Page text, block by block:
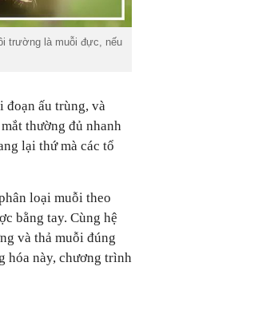
trường là muỗi đực, nếu
đoạn ấu trùng, và
thường đủ nhanh
lại thứ mà các tổ
loại muỗi theo
bằng tay. Cùng hệ
và thả muỗi đúng
hóa này, chương trình